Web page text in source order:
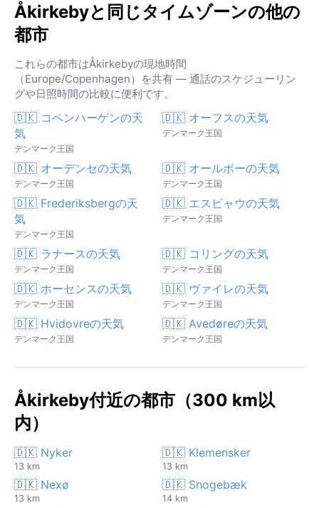
Åkirkebyと同じタイムゾーンの他の
都市
これらの都市はÅkirkebyの現地時間
（Europe/Copenhagen）を共有 — 通話のスケジューリン
グや日照時間の比較に便利です。
🇩🇰 コペンハーゲンの天
気
デンマーク王国
🇩🇰 オーフスの天気
デンマーク王国
🇩🇰 オーデンセの天気
デンマーク王国
🇩🇰 オールボーの天気
デンマーク王国
🇩🇰 Frederiksbergの天
気
デンマーク王国
🇩🇰 エスビャウの天気
デンマーク王国
🇩🇰 ラナースの天気
デンマーク王国
🇩🇰 コリングの天気
デンマーク王国
🇩🇰 ホーセンスの天気
デンマーク王国
🇩🇰 ヴァイレの天気
デンマーク王国
🇩🇰 Hvidovreの天気
デンマーク王国
🇩🇰 Avedøreの天気
デンマーク王国
Åkirkeby付近の都市（300 km以
内）
🇩🇰 Nyker
13 km
🇩🇰 Klemensker
13 km
🇩🇰 Nexø
13 km
🇩🇰 Snogebæk
14 km